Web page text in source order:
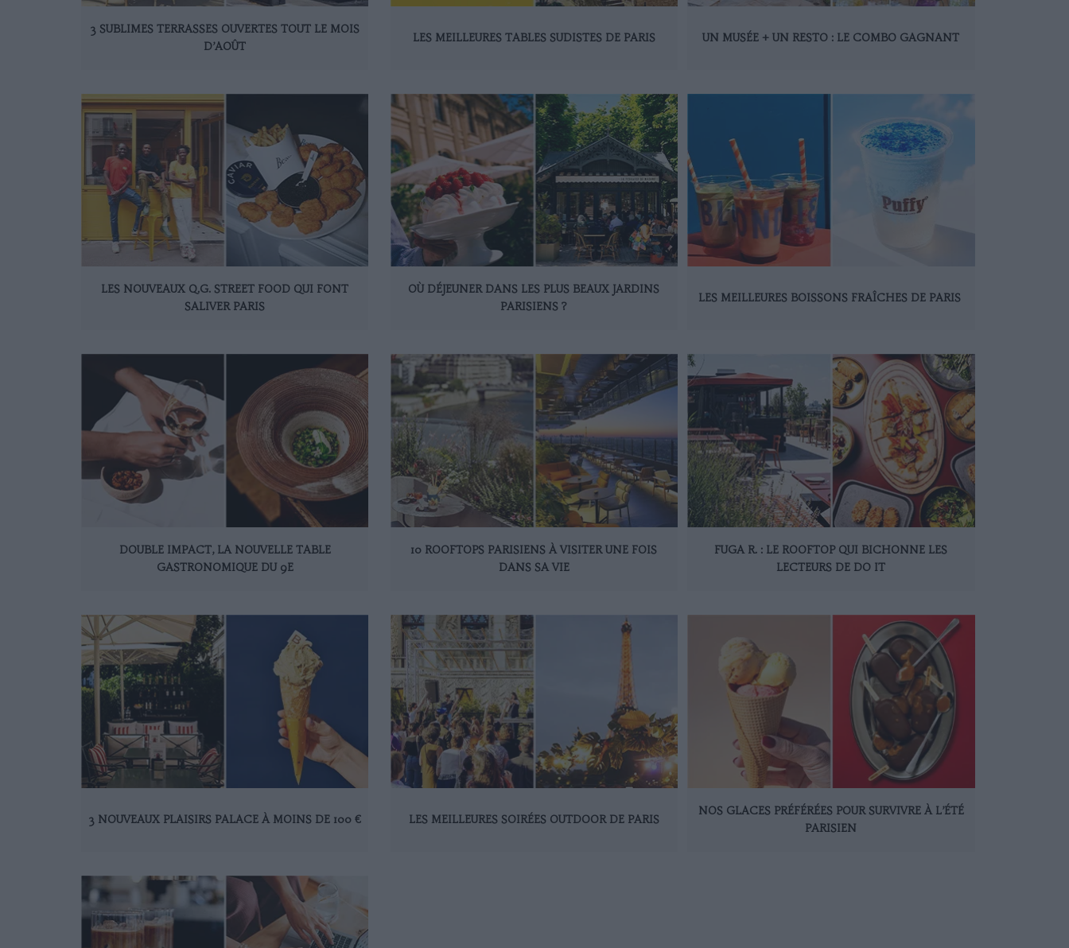
3 SUBLIMES TERRASSES OUVERTES TOUT LE MOIS
D’AOÛT
LES MEILLEURES TABLES SUDISTES DE PARIS UN MUSÉE + UN RESTO : LE COMBO GAGNANT
LES NOUVEAUX Q.G. STREET FOOD QUI FONT
SALIVER PARIS
OÙ DÉJEUNER DANS LES PLUS BEAUX JARDINS
PARISIENS ?
LES MEILLEURES BOISSONS FRAÎCHES DE PARIS
DOUBLE IMPACT, LA NOUVELLE TABLE
GASTRONOMIQUE DU 9E
10 ROOFTOPS PARISIENS À VISITER UNE FOIS
DANS SA VIE
FUGA R. : LE ROOFTOP QUI BICHONNE LES
LECTEURS DE DO IT
3 NOUVEAUX PLAISIRS PALACE À MOINS DE 100 € LES MEILLEURES SOIRÉES OUTDOOR DE PARIS
NOS GLACES PRÉFÉRÉES POUR SURVIVRE À L’ÉTÉ
PARISIEN